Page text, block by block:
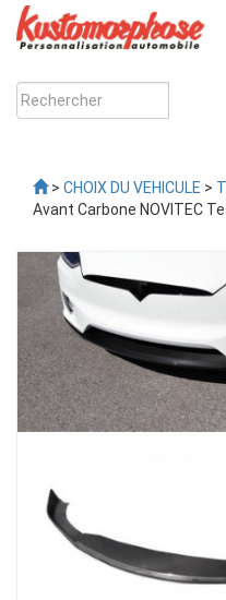
> CHOIX DU VEHICULE >
Avant Carbone NOVITEC